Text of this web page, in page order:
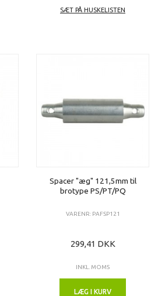
SÆT PÅ HUSKELISTEN
Spacer "æg" 121,5mm til
brotype PS/PT/PQ
VARENR: PAFSP121
299,41 DKK
INKL. MOMS
LÆG I KURV